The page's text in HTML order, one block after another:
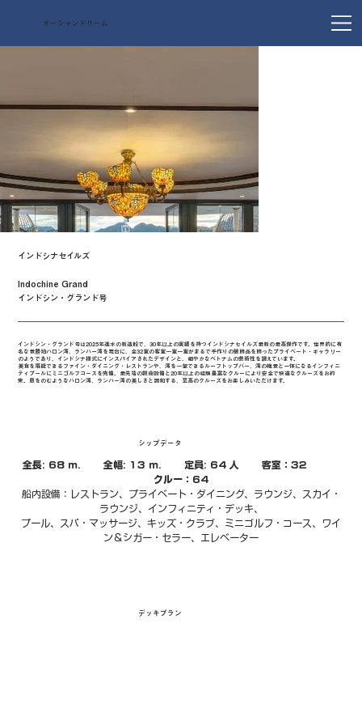
オーシャンドリーム
インドシナセイルズ
インドシン・グランド号
Indochine Grand
インドシン・グランド号は2025年進水の新造船で、30年以上の実績を持つインドシナセイルズ最新の最高傑作です。世界的に有
名な景勝地ハロン湾、ランハー湾を舞台に、全32室の客室一室一室がまるで手作りの装飾品を飾ったプライベート・ギャラリー
のようであり、インドシナ様式にインスパイアされたデザインと、細やかなベトナムの芸術性を讃えています。
美食を堪能できるファイン・ダイニング・レストランや、湾を一望できるルーフトップバー、湾の絶景と一体になるインフィニ
ティプールにミニゴルフコースを完備。最先端の救命設備と20年以上の経験豊富なクルーにより安全で快適なクルーズをお約
束。息をのむようなハロン湾、ランハー湾の美しさと調和する、至高のクルーズをお楽しみいただけます。
シップデータ
全長: 68 m.       全幅: 13 m.       定員: 64 人       客室：32
クルー：64
船内設備：レストラン、プライベート・ダイニング、ラウンジ、スカイ・
ラウンジ、インフィニティ・デッキ、
プール、スパ・マッサージ、キッズ・クラブ、ミニゴルフ・コース、ワイ
ン＆シガー・セラー、エレベーター
デッキプラン